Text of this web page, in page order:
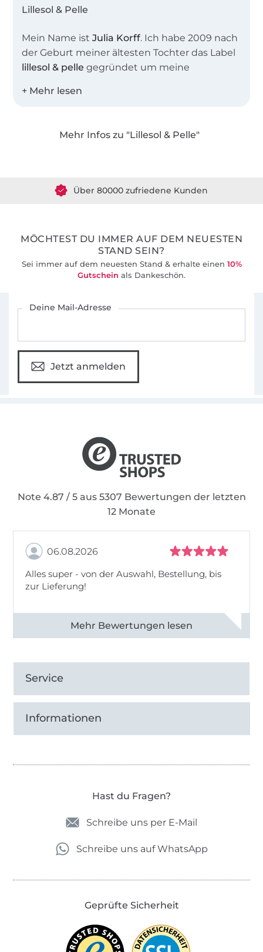
Lillesol & Pelle
Mein Name istJulia Korff. Ich habe 2009 nach
der Geburt meiner ältesten Tochter das Label
lillesol & pelle gegründet um meine
Schnittmustern und Anleitungen mit
Schnittmuster als EBook oder
Die Schnittmuster sind besonders beliebt auf
Grund ihrer umfangreichen Schritt-für-Schritt-
bieten wir für viele unserer Schnittmuster
Youtube-Kanal an.
Mehr Infos zu "Lillesol & Pelle"
MÖCHTEST DU IMMER AUF DEM NEUESTEN
STAND SEIN?
Sei immer auf dem neuesten Stand & erhalte einen 10%
Gutschein als Dankeschön.
Deine Mail-Adresse
Jetzt anmelden
Note 4.87 / 5 aus 5307 Bewertungen der letzten
12 Monate
06.08.2026
Alles super - von der Auswahl, Bestellung, bis
zur Lieferung!
Alle 82968 Bewertungen ansehen
Service
Informationen
Hast du Fragen?
Schreibe uns per E-Mail
Schreibe uns auf WhatsApp
Geprüfte Sicherheit